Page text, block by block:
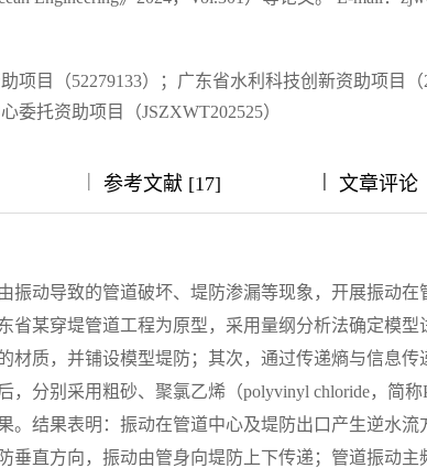
项目（52279133）；广东省水利科技创新资助项目（
委托资助项目（JSZXWT202525）
| 参考文献 [17] |||| 文章评论
振动导致的管道破坏、堤防渗漏等现象，开展振动在
省某穿堤管道工程为原型，采用量纲分析法确定模型
材质，并铺设模型堤防；其次，通过传递熵与信息传
，分别采用粗砂、聚氯乙烯（polyvinyl chloride，简
。结果表明：振动在管道中心及堤防出口产生逆水流
垂直方向，振动由管身向堤防上下传递；管道振动主